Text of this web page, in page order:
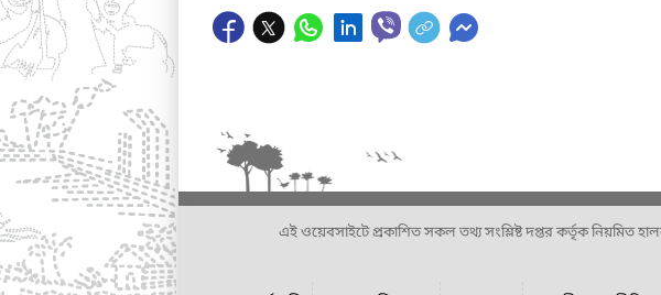
এই ওয়েবসাইটে প্রকাশিত সকল তথ্য সংশ্লিষ্ট দপ্তর কর্তৃক নিয়মিত